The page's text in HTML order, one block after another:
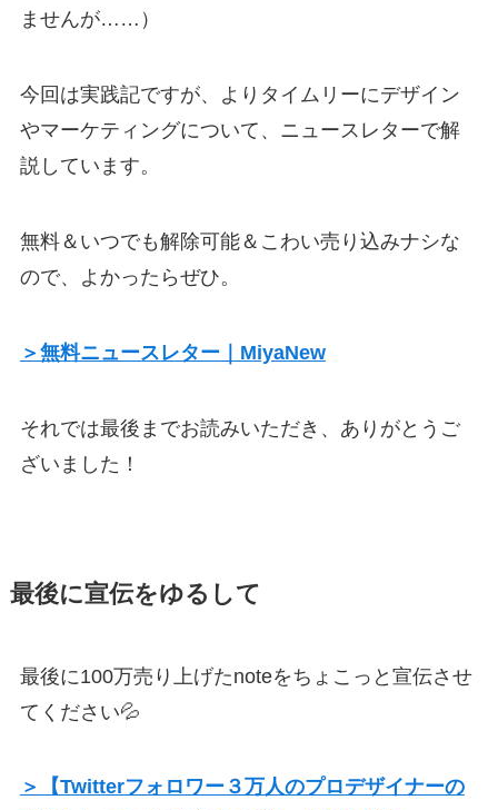
ませんが……）
今回は実践記ですが、よりタイムリーにデザイン
やマーケティングについて、ニュースレターで解
説しています。
無料＆いつでも解除可能＆こわい売り込みナシな
ので、よかったらぜひ。
＞無料ニュースレター｜MiyaNew
それでは最後までお読みいただき、ありがとうご
ざいました！
最後に宣伝をゆるして
最後に100万売り上げたnoteをちょこっと宣伝させ
てください💦
＞【Twitterフォロワー３万人のプロデザイナーの